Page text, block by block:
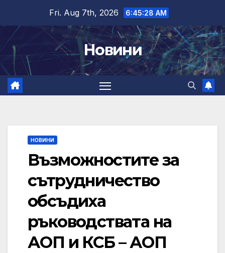
content
Fri. Aug 7th, 2026 6:45:29 AM
Новини
НОВИНИ
Възможностите за
сътрудничество
обсъдиха
ръководствата на
АОП и КСБ – АОП